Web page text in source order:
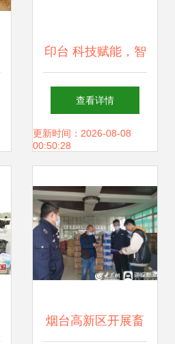
印台 科技赋能，智
绘畜牧渔业饲料销
售新篇章
查看详情
更新时间：2026-08-08
00:50:28
烟台高新区开展畜